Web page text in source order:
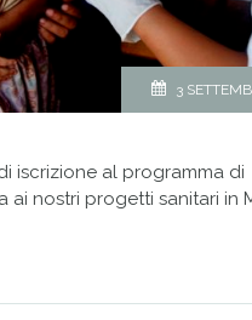
3
iscrizione al programma di
nostri progetti sanitari in